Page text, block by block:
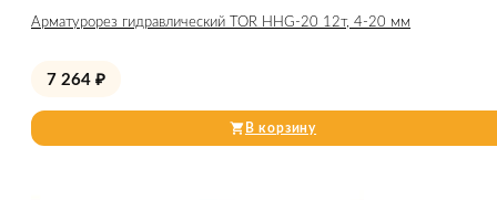
Арматурорез гидравлический TOR HHG-20 12т, 4-20 мм
7 264 ₽
В корзину